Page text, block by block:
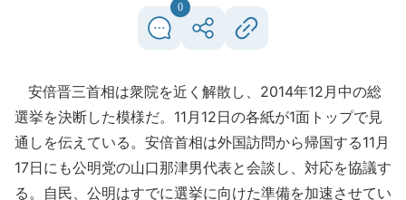
0
安倍晋三首相は衆院を近く解散し、2014年12月中の総
選挙を決断した模様だ。11月12日の各紙が1面トップで見
通しを伝えている。安倍首相は外国訪問から帰国する11月
17日にも公明党の山口那津男代表と会談し、対応を協議す
る。自民、公明はすでに選挙に向けた準備を加速させてい